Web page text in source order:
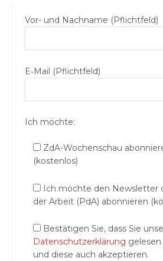
Vor- und Nachname (Pflichtfeld)
E‑Mail (Pflichtfeld)
Ich möchte:
ZdA-Wochenschau
(kostenlos)
Ich möchte den Newsletter
der Arbeit (PdA) abonnieren
Bestätigen Sie, dass Sie
Datenschutzerklärung
und diese auch akzeptieren.